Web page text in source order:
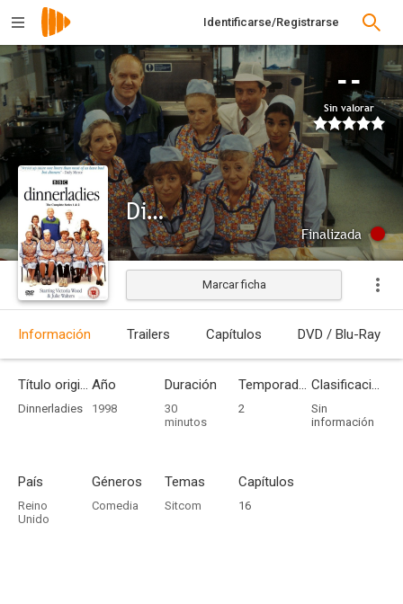
Identificarse/Registrarse
--
Sin valorar
Dinnerladies
Finalizada
Marcar ficha
Información Trailers Capítulos DVD / Blu-Ray
Título original
Dinnerladies
Año
1998
Duración
30
minutos
Temporadas
2
Clasificación por edades
Sin
información
País
Reino
Unido
Géneros
Comedia
Temas
Sitcom
Capítulos
16